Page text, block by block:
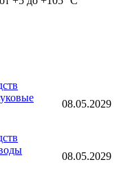
08.05.2029
08.05.2029